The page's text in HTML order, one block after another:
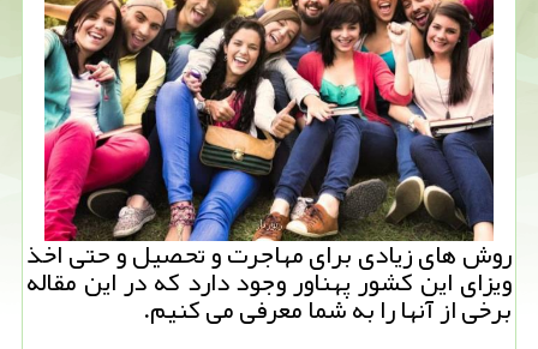
روش های زیادی برای مهاجرت و تحصیل و حتی اخذ
ویزای این كشور پهناور وجود دارد كه در این مقاله
برخی از آنها را به شما معرفی می كنیم.